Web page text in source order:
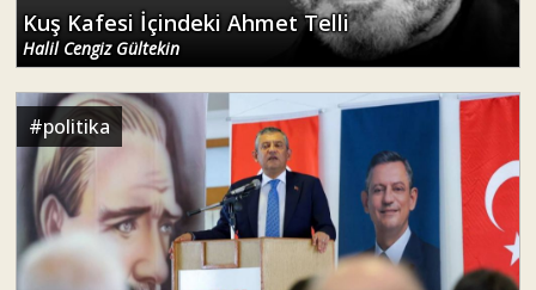
Kuş Kafesi İçindeki Ahmet Telli
Halil Cengiz Gültekin
#politika